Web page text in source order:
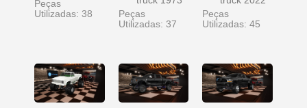
Peças
Utilizadas: 38
Peças
Utilizadas: 37
Peças
Utilizadas: 45